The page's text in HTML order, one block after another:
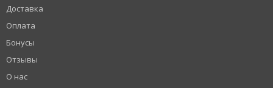
Доставка
Оплата
Бонусы
Отзывы
О нас